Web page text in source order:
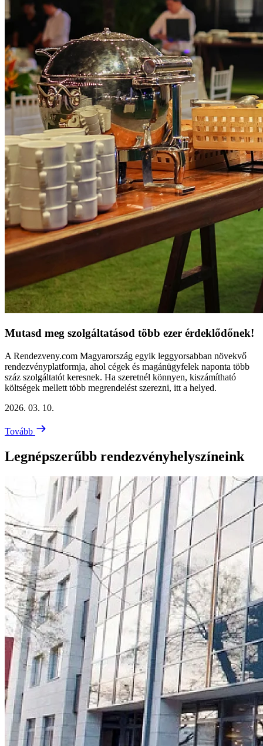
Mutasd meg szolgáltatásod több ezer érdeklődőnek!
A Rendezveny.com Magyarország egyik leggyorsabban növekvő
rendezvényplatformja, ahol cégek és magánügyfelek naponta több
száz szolgáltatót keresnek. Ha szeretnél könnyen, kiszámítható
költségek mellett több megrendelést szerezni, itt a helyed.
2026. 03. 10.
Tovább
Legnépszerűbb rendezvényhelyszíneink